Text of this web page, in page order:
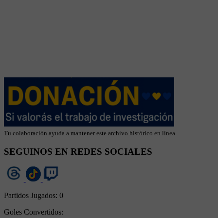
Tu colaboración ayuda a mantener este archivo histórico en línea
SEGUINOS EN REDES SOCIALES
Partidos Jugados: 0
Goles Convertidos: